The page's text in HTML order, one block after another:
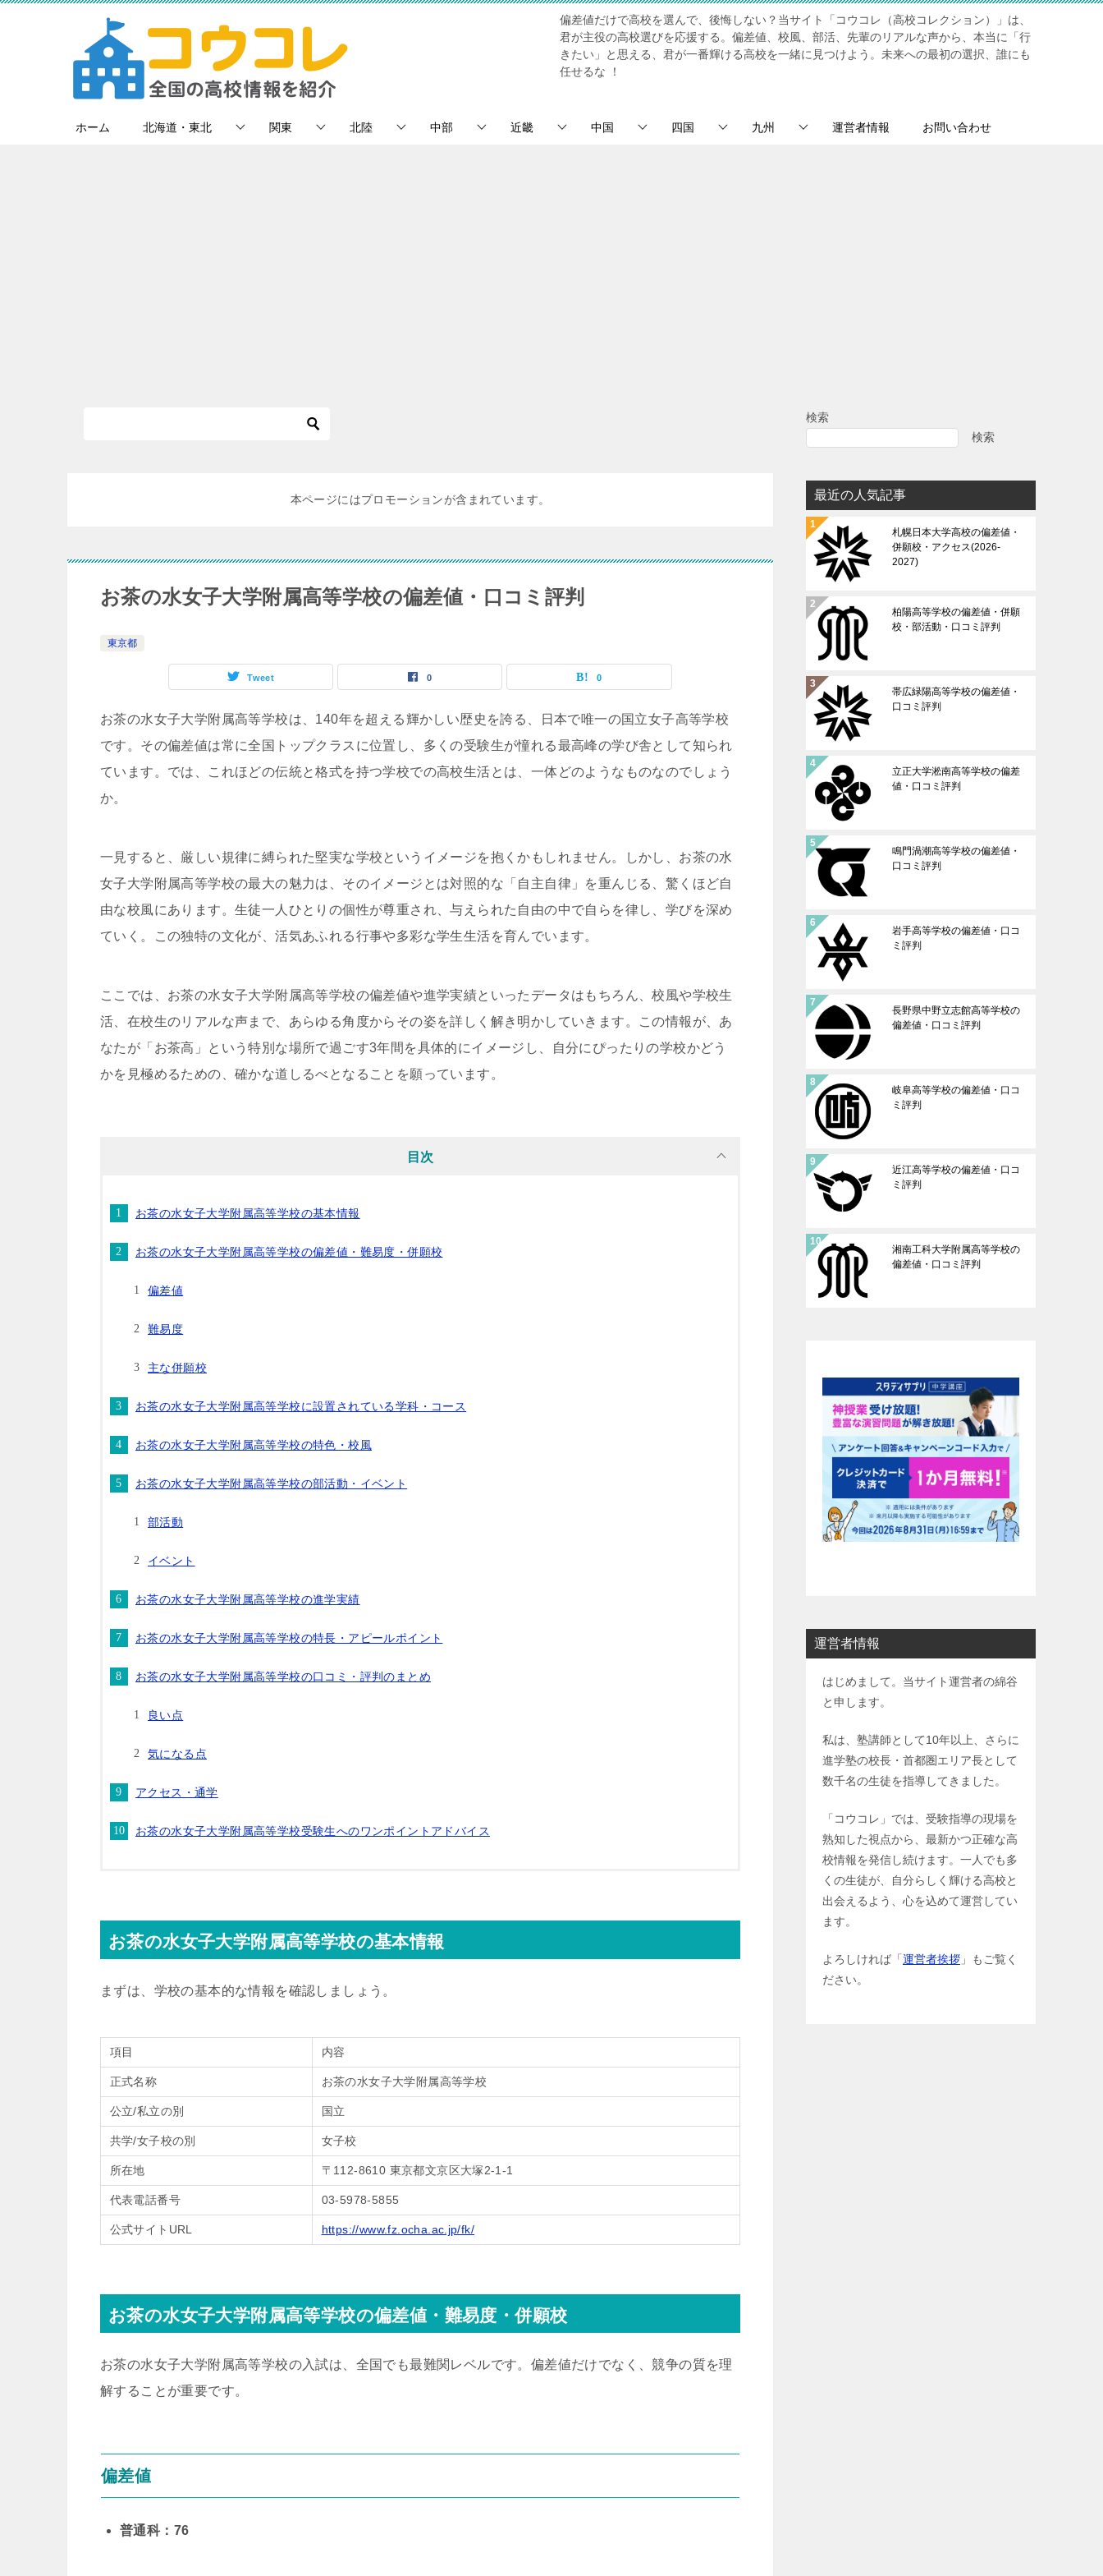
偏差値だけで高校を選んで、後悔しない？当サイト「コウコレ（高校コレクション）」は、
君が主役の高校選びを応援する。偏差値、校風、部活、先輩のリアルな声から、本当に「行
きたい」と思える、君が一番輝ける高校を一緒に見つけよう。未来への最初の選択、誰にも
任せるな ！
ホーム 北海道・東北 関東 北陸 中部 近畿 中国 四国 九州 運営者情報 お問い合わせ
本ページにはプロモーションが含まれています。
お茶の水女子大学附属高等学校の偏差値・口コミ評判
東京都
Tweet 0 0
お茶の水女子大学附属高等学校は、140年を超える輝かしい歴史を誇る、日本で唯一の国立女子高等学校
です。その偏差値は常に全国トップクラスに位置し、多くの受験生が憧れる最高峰の学び舎として知られ
ています。では、これほどの伝統と格式を持つ学校での高校生活とは、一体どのようなものなのでしょう
か。
一見すると、厳しい規律に縛られた堅実な学校というイメージを抱くかもしれません。しかし、お茶の水
女子大学附属高等学校の最大の魅力は、そのイメージとは対照的な「自主自律」を重んじる、驚くほど自
由な校風にあります。生徒一人ひとりの個性が尊重され、与えられた自由の中で自らを律し、学びを深め
ていく。この独特の文化が、活気あふれる行事や多彩な学生生活を育んでいます。
ここでは、お茶の水女子大学附属高等学校の偏差値や進学実績といったデータはもちろん、校風や学校生
活、在校生のリアルな声まで、あらゆる角度からその姿を詳しく解き明かしていきます。この情報が、あ
なたが「お茶高」という特別な場所で過ごす3年間を具体的にイメージし、自分にぴったりの学校かどう
かを見極めるための、確かな道しるべとなることを願っています。
目次
お茶の水女子大学附属高等学校の基本情報
お茶の水女子大学附属高等学校の偏差値・難易度・併願校
偏差値
難易度
主な併願校
お茶の水女子大学附属高等学校に設置されている学科・コース
お茶の水女子大学附属高等学校の特色・校風
お茶の水女子大学附属高等学校の部活動・イベント
部活動
イベント
お茶の水女子大学附属高等学校の進学実績
お茶の水女子大学附属高等学校の特長・アピールポイント
お茶の水女子大学附属高等学校の口コミ・評判のまとめ
良い点
気になる点
アクセス・通学
お茶の水女子大学附属高等学校受験生へのワンポイントアドバイス
お茶の水女子大学附属高等学校の基本情報
まずは、学校の基本的な情報を確認しましょう。
項目 内容
正式名称 お茶の水女子大学附属高等学校
公立/私立の別 国立
共学/女子校の別 女子校
所在地 〒112-8610 東京都文京区大塚2-1-1
代表電話番号 03-5978-5855
公式サイトURL https://www.fz.ocha.ac.jp/fk/
お茶の水女子大学附属高等学校の偏差値・難易度・併願校
お茶の水女子大学附属高等学校の入試は、全国でも最難関レベルです。偏差値だけでなく、競争の質を理
解することが重要です。
偏差値
普通科：76
検索
検索
最近の人気記事
札幌日本大学高校の偏差値・
併願校・アクセス(2026-
2027)
柏陽高等学校の偏差値・併願
校・部活動・口コミ評判
帯広緑陽高等学校の偏差値・
口コミ評判
立正大学淞南高等学校の偏差
値・口コミ評判
鳴門渦潮高等学校の偏差値・
口コミ評判
岩手高等学校の偏差値・口コ
ミ評判
長野県中野立志館高等学校の
偏差値・口コミ評判
岐阜高等学校の偏差値・口コ
ミ評判
近江高等学校の偏差値・口コ
ミ評判
湘南工科大学附属高等学校の
偏差値・口コミ評判
運営者情報
はじめまして。当サイト運営者の綿谷
と申します。
私は、塾講師として10年以上、さらに
進学塾の校長・首都圏エリア長として
数千名の生徒を指導してきました。
「コウコレ」では、受験指導の現場を
熟知した視点から、最新かつ正確な高
校情報を発信し続けます。一人でも多
くの生徒が、自分らしく輝ける高校と
出会えるよう、心を込めて運営してい
ます。
よろしければ「運営者挨拶 」もご覧く
ださい。